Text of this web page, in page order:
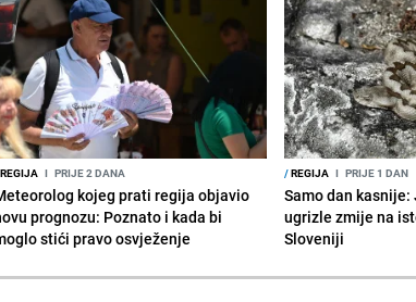
I PRIJE 2 DANA
kojeg prati regija objavio
prognozu: Poznato i kada bi
stići pravo osvježenje
/REGIJA I PRIJE 1 DAN
Samo dan
ugrizle zmije na
Sloveniji